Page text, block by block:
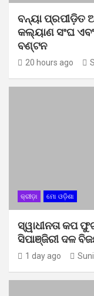
ବନ୍ୟା ପ୍ରପୀଡ଼ିତ
କଲ୍ୟାଣ ସଂଘ
ବଣ୍ଟନ
20 hours ago
କ୍ରୀଡ଼ା ମୋ ଓଡ଼ିଶା
ସ୍ୱାଧୀନତା କପ
ସିପାଞ୍ଜିରୀ ଦଳ
1 day ago